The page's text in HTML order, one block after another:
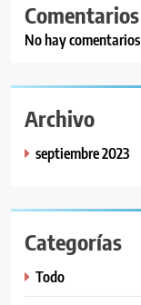
No hay
Archivo
septiembre 2023
Categorías
Todo